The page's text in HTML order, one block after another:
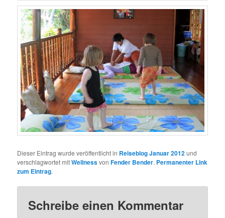
Dieser Eintrag wurde veröffentlicht in Reiseblog Januar 2012und
verschlagwortet mitWellnessvonFender Bender. Permanenter Link
zum Eintrag.
Schreibe einen Kommentar